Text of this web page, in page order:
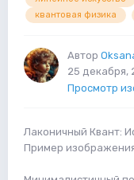
квантовая физика
Автор
25 декабря,
Просмотр
Лаконичный Квант:
Пример